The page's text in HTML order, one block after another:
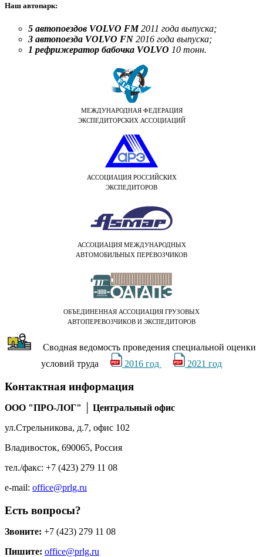
Наш автопарк:
5 автопоездов VOLVO FM2011 года выпуска;
3 автопоезда VOLVO FN 2016 года выпуска;
1 рефрижератор бабочка VOLVO 10 тонн.
МЕЖДУНАРОДНАЯ ФЕДЕРАЦИЯ
ЭКСПЕДИТОРСКИХ АССОЦИАЦИЙ
АССОЦИАЦИЯ РОССИЙСКИХ
ЭКСПЕДИТОРОВ
АССОЦИАЦИЯ МЕЖДУНАРОДНЫХ
АВТОМОБИЛЬНЫХ ПЕРЕВОЗЧИКОВ
ОБЪЕДИНЕННАЯ АССОЦИАЦИЯ ГРУЗОВЫХ
АВТОПЕРЕВОЗЧИКОВ И ЭКСПЕДИТОРОВ
Сводная ведомость проведения специальной оценки
условий труда
2016 год 2021 год
Контактная информация
ООО "ПРО-ЛОГ" │ Центральный офис
ул.Стрельникова, д.7, офис 102
Владивосток, 690065, Россия
тел./факс: +7 (423) 279 11 08
e-mail: office@prlg.ru
Есть вопросы?
Звоните: +7 (423) 279 11 08
Пишите: office@prlg.ru